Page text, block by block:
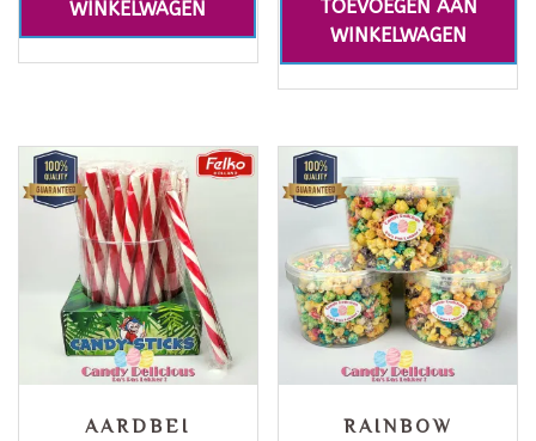
WINKELWAGEN
TOEVOEGEN AAN
WINKELWAGEN
AARDBEI
RAINBOW